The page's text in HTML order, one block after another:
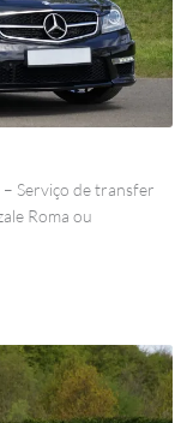
– Serviço de transfer
Roma ou